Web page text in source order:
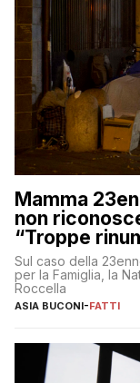
Mamma
non
“Troppe
Sul caso della
per la Famiglia, la
Roccella
ASIA BUCONI-FATTI